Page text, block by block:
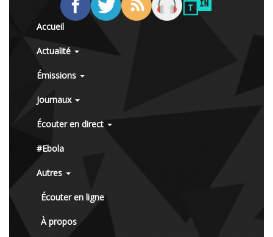
Accueil
Actualité
Émissions
Journaux
Écouter en direct
#Ebola
Autres
Écouter en ligne
À propos